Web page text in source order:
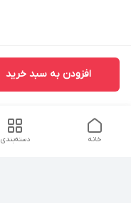
افزودن به سبد خرید
دسته‌بندی خانه